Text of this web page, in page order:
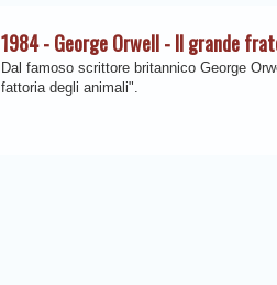
1984 - George Orwell - Il grande
Dal famoso scrittore britannico George
fattoria degli animali".